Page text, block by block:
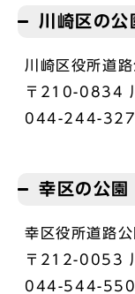
川崎区の公
川崎区役所道
〒210-0834
044-244-
幸区の公園
幸区役所道路
〒212-0053
044-544-